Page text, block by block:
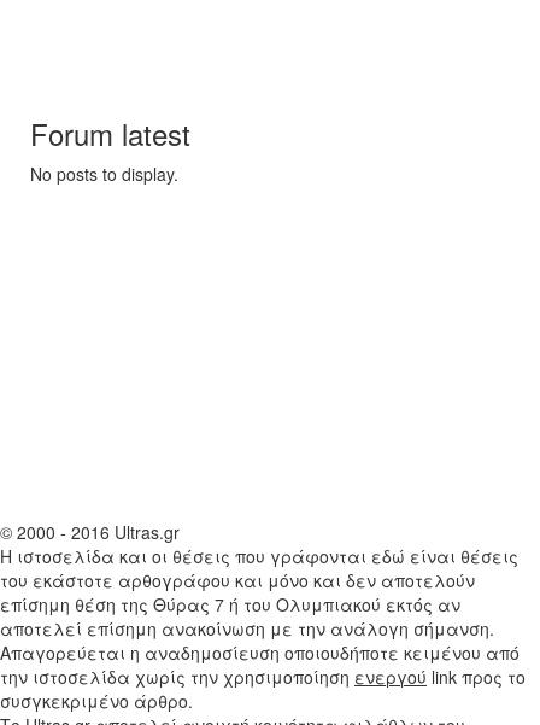
Forum latest
No posts to display.
© 2000 - 2016 Ultras.gr
Η ιστοσελίδα και οι θέσεις που γράφονται εδώ είναι θέσεις
του εκάστοτε αρθογράφου και μόνο και δεν αποτελούν
επίσημη θέση της Θύρας 7 ή του Ολυμπιακού εκτός αν
αποτελεί επίσημη ανακοίνωση με την ανάλογη σήμανση.
Απαγορεύεται η αναδημοσίευση οποιουδήποτε κειμένου από
την ιστοσελίδα χωρίς την χρησιμοποίηση ενεργού link προς το
συσγκεκριμένο άρθρο.